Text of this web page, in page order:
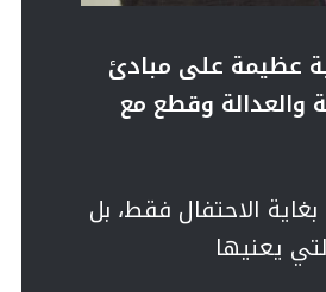
عظيمة على مبادئ
والعدالة وقطع مع
الاحتفال فقط، بل
يعنيها